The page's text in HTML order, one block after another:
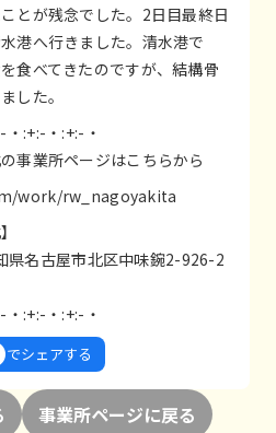
とが残念でした。2日目最終日
港へ行きました。清水港で
食べてきたのですが、結構骨
した。
:+:-・:+:-・
事業所ページはこちらから
work/rw_nagoyakita
名古屋市北区中味鋺2-926-2
:+:-・:+:-・
でシェアする
事業所ページに戻る